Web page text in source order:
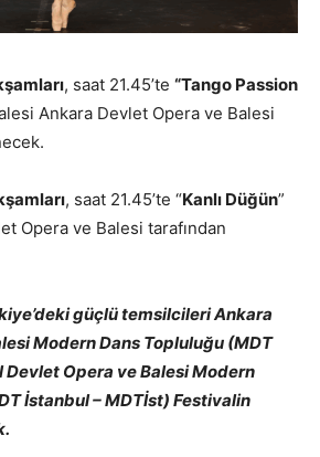
, saat 21.45’te “Tango Passion
Ankara Devlet Opera ve Balesi
, saat 21.45’te “Kanlı Düğün”
Opera ve Balesi tarafından
güçlü temsilcileri Ankara
Modern Dans Topluluğu (MDT
Opera ve Balesi Modern
İstanbul – MDTİst) Festivalin